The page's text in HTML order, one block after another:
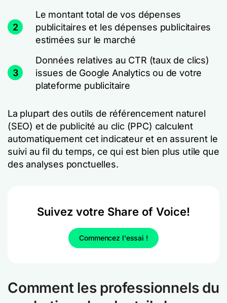
2
Le montant total de vos dépenses
publicitaires et les dépenses publicitaires
estimées sur le marché
3
Données relatives au CTR (taux de clics)
issues de Google Analytics ou de votre
plateforme publicitaire
La plupart des outils de référencement naturel
(SEO) et de publicité au clic (PPC) calculent
automatiquement cet indicateur et en assurent le
suivi au fil du temps, ce qui est bien plus utile que
des analyses ponctuelles.
Suivez votre Share of Voice!
Commencez l'essai !
Comment les professionnels du